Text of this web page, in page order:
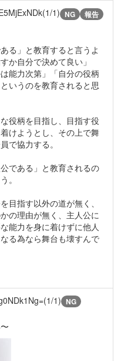
1) NG 報告
る」と教育すると言うよ
か自分で決めて良い」
能力次第」「自分の役柄
いうのを教育されると思
役柄を目指し、目指す役
けようとし、その上で舞
で協力する。
である」と教育されるの
。
目指す以外の道が無く、
の理由が無く、主人公に
能力を身に着けずに他人
る為なら舞台も壊すんで
1) NG